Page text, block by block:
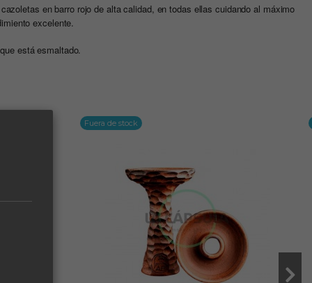
en barro rojo de alta calidad, en todas ellas cuidando al máximo
excelente.
está esmaltado.
Fuera de stock